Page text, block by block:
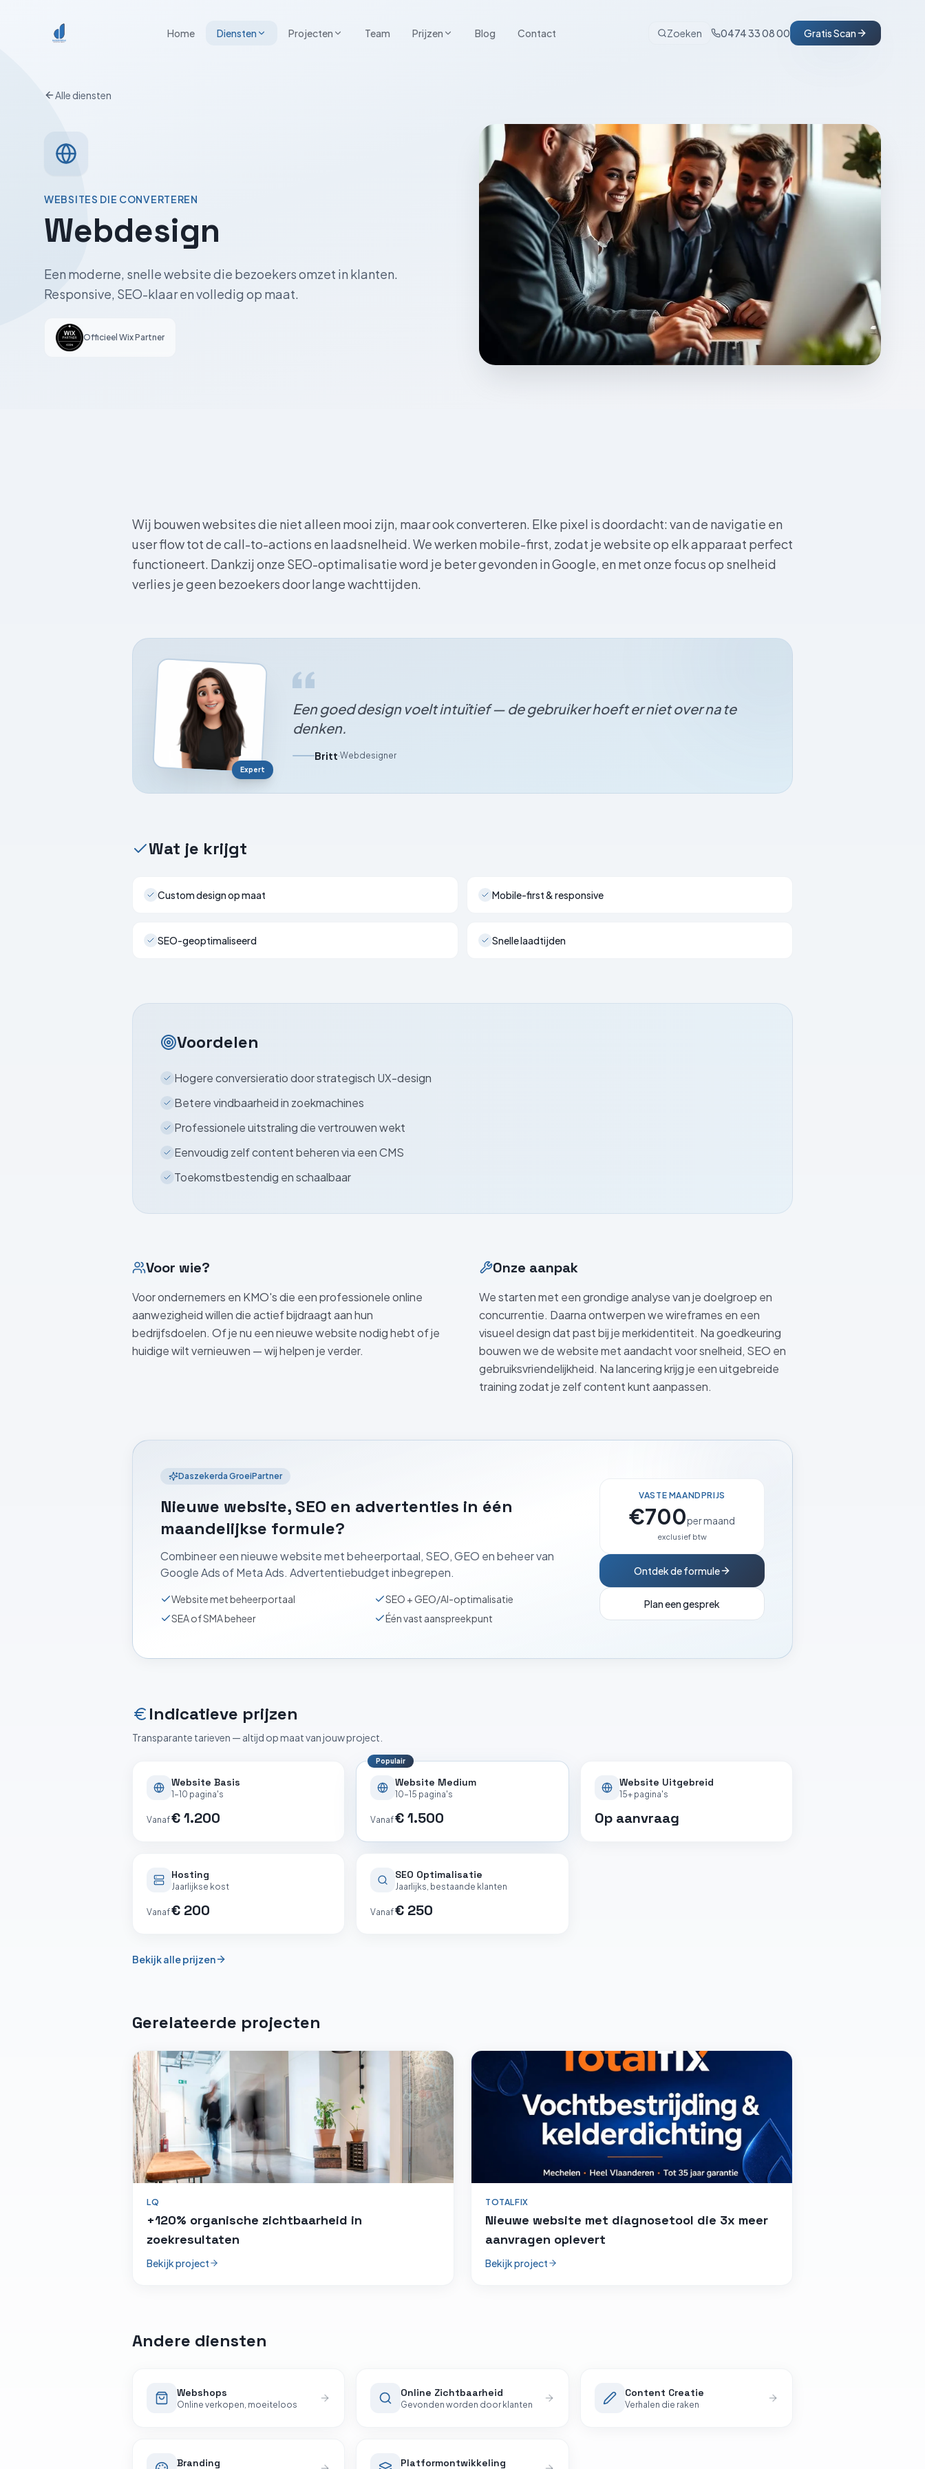
Home Diensten Projecten Team Prijzen Blog Contact Zoeken 0474 33 08 00 Gratis Scan
Alle diensten
WEBSITES DIE CONVERTEREN
Webdesign
Een moderne, snelle website die bezoekers omzet in klanten.
Responsive, SEO-klaar en volledig op maat.
Officieel Wix Partner
Wij bouwen websites die niet alleen mooi zijn, maar ook converteren. Elke pixel is doordacht: van de navigatie en
user flow tot de call-to-actions en laadsnelheid. We werken mobile-first, zodat je website op elk apparaat perfect
functioneert. Dankzij onze SEO-optimalisatie word je beter gevonden in Google, en met onze focus op snelheid
verlies je geen bezoekers door lange wachttijden.
Expert
Een goed design voelt intuïtief — de gebruiker hoeft er niet over na te
denken.
Britt·Webdesigner
Wat je krijgt
Custom design op maat Mobile-first & responsive
SEO-geoptimaliseerd Snelle laadtijden
Voordelen
Hogere conversieratio door strategisch UX-design
Betere vindbaarheid in zoekmachines
Professionele uitstraling die vertrouwen wekt
Eenvoudig zelf content beheren via een CMS
Toekomstbestendig en schaalbaar
Voor wie?
Voor ondernemers en KMO's die een professionele online
aanwezigheid willen die actief bijdraagt aan hun
bedrijfsdoelen. Of je nu een nieuwe website nodig hebt of je
huidige wilt vernieuwen — wij helpen je verder.
Onze aanpak
We starten met een grondige analyse van je doelgroep en
concurrentie. Daarna ontwerpen we wireframes en een
visueel design dat past bij je merkidentiteit. Na goedkeuring
bouwen we de website met aandacht voor snelheid, SEO en
gebruiksvriendelijkheid. Na lancering krijg je een uitgebreide
training zodat je zelf content kunt aanpassen.
Daszekerda GroeiPartner
Nieuwe website, SEO en advertenties in één
maandelijkse formule?
Combineer een nieuwe website met beheerportaal, SEO, GEO en beheer van
Google Ads of Meta Ads. Advertentiebudget inbegrepen.
Website met beheerportaal
SEO + GEO/AI-optimalisatie
SEA of SMA beheer
Één vast aanspreekpunt
VASTE MAANDPRIJS
€700per maand
exclusief btw
Ontdek de formule
Plan een gesprek
Indicatieve prijzen
Transparante tarieven — altijd op maat van jouw project.
Website Basis
1–10 pagina's
Vanaf€ 1.200
Populair
Website Medium
10–15 pagina's
Vanaf€ 1.500
Website Uitgebreid
15+ pagina's
Op aanvraag
Hosting
Jaarlijkse kost
Vanaf€ 200
SEO Optimalisatie
Jaarlijks, bestaande klanten
Vanaf€ 250
Bekijk alle prijzen
Gerelateerde projecten
LQ
+120% organische zichtbaarheid in
zoekresultaten
Bekijk project
TOTALFIX
Nieuwe website met diagnosetool die 3x meer
aanvragen oplevert
Bekijk project
Andere diensten
Webshops
Online verkopen, moeiteloos
Online Zichtbaarheid
Gevonden worden door klanten
Content Creatie
Verhalen die raken
Branding Platform­ontwikkeling